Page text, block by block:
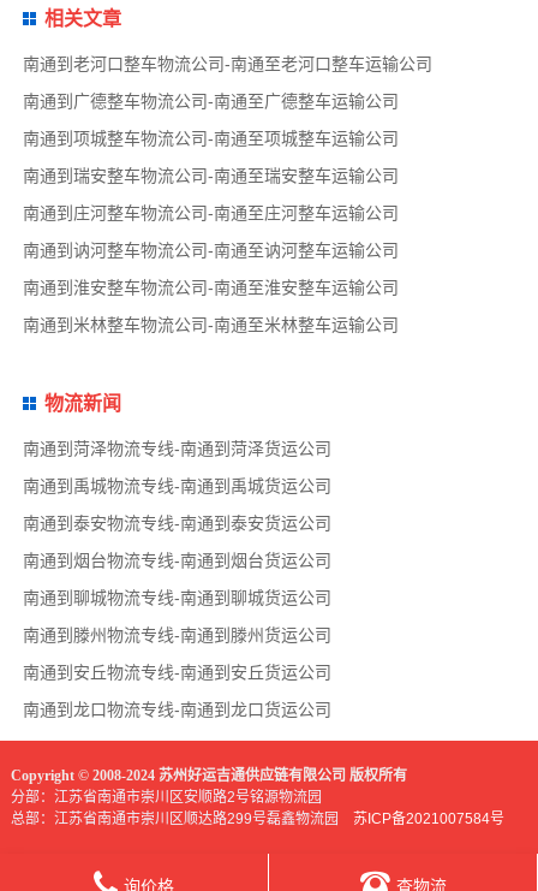
相关文章
南通到老河口整车物流公司-南通至老河口整车运输公司
南通到广德整车物流公司-南通至广德整车运输公司
南通到项城整车物流公司-南通至项城整车运输公司
南通到瑞安整车物流公司-南通至瑞安整车运输公司
南通到庄河整车物流公司-南通至庄河整车运输公司
南通到讷河整车物流公司-南通至讷河整车运输公司
南通到淮安整车物流公司-南通至淮安整车运输公司
南通到米林整车物流公司-南通至米林整车运输公司
物流新闻
南通到菏泽物流专线-南通到菏泽货运公司
南通到禹城物流专线-南通到禹城货运公司
南通到泰安物流专线-南通到泰安货运公司
南通到烟台物流专线-南通到烟台货运公司
南通到聊城物流专线-南通到聊城货运公司
南通到滕州物流专线-南通到滕州货运公司
南通到安丘物流专线-南通到安丘货运公司
南通到龙口物流专线-南通到龙口货运公司
Copyright © 2008-2024 苏州好运吉通供应链有限公司 版权所有
分部：江苏省南通市崇川区安顺路2号铭源物流园
总部：江苏省南通市崇川区顺达路299号磊鑫物流园 苏ICP备2021007584号
询价格 查物流